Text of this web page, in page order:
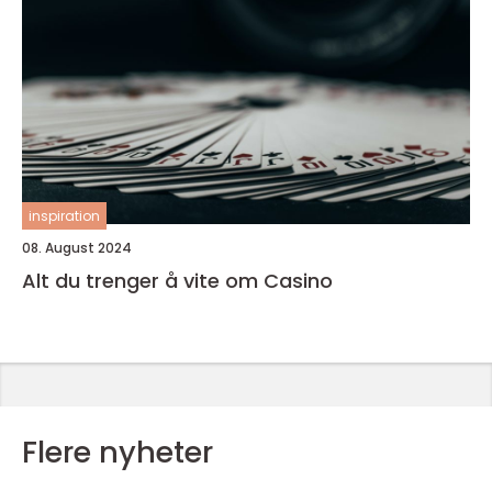
inspiration
08. August 2024
Alt du trenger å vite om Casino
Flere nyheter